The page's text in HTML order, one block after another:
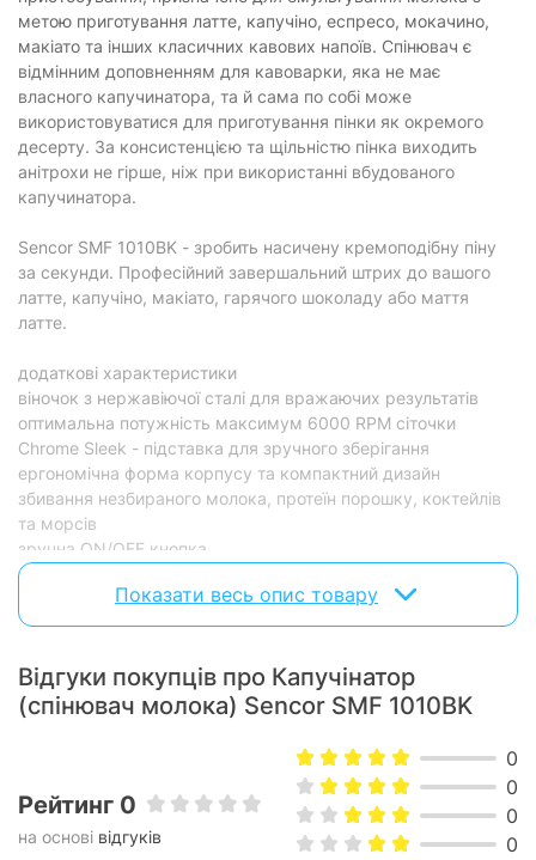
Характеристики та комплектація товару можуть змінюватися
виробником без повідомлення.
метою приготування латте, капучіно, еспресо, мокачино,
макіато та інших класичних кавових напоїв. Спінювач є
відмінним доповненням для кавоварки, яка не має
власного капучинатора, та й сама по собі може
використовуватися для приготування пінки як окремого
десерту. За консистенцією та щільністю пінка виходить
анітрохи не гірше, ніж при використанні вбудованого
капучинатора.
Sencor SMF 1010BK - зробить насичену кремоподібну піну
за секунди. Професійний завершальний штрих до вашого
латте, капучіно, макіато, гарячого шоколаду або маття
латте.
додаткові характеристики
віночок з нержавіючої сталі для вражаючих результатів
оптимальна потужність максимум 6000 RPM сіточки
Chrome Sleek - підставка для зручного зберігання
ергономічна форма корпусу та компактний дизайн
збивання незбираного молока, протеїн порошку, коктейлів
та морсів
зручна ON/OFF кнопка
легко очищається
Показати весь опис товару
Відгуки покупців про Капучінатор
(спінювач молока) Sencor SMF 1010BK
Рейтинг 0
на основі відгуків
0
0
0
0